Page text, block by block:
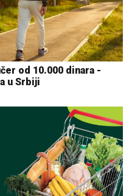
od 10.000 dinara -
u Srbiji